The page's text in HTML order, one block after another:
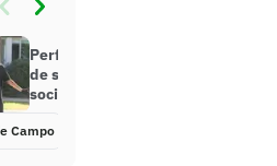
Perfil oficial do Instagram deixa
de seguir Luva de Pedreiro na rede
social
Campo